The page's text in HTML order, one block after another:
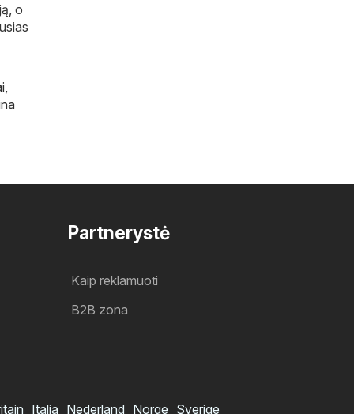
o
Partnerystė
Kaip reklamuoti
B2B zona
Italia Nederland Norge Sverige